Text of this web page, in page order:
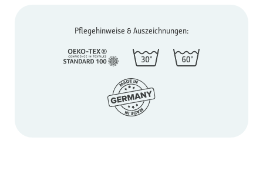
Pflegehinweise & Auszeichnungen: